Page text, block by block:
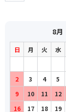
8月
日 月 火 水
2
3 4 5
9
10 11 12
16
17 18 19